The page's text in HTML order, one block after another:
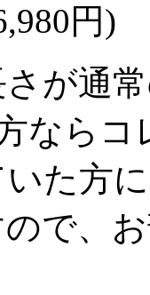
円)
が通
なら
いた方
で、